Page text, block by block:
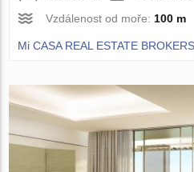
Vzdálenost od moře: 100 m
Mi CASA REAL ESTATE BROKERS